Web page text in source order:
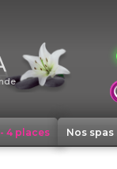
4 places Nos spas